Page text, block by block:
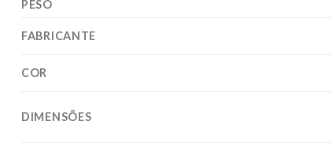
PESO
FABRICANTE
COR
DIMENSÕES